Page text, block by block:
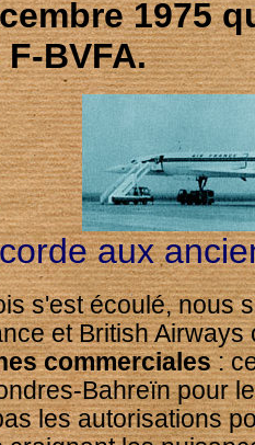
1975
BVFA.
aux
s'est écoulé, nous
et British
commerciales:
Bahreïn pour
les autorisations